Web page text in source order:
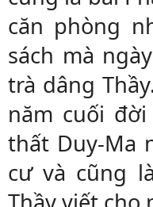
căn phòng
sách mà
trà dâng
năm cuối
thất Duy-Ma
cư và cũng